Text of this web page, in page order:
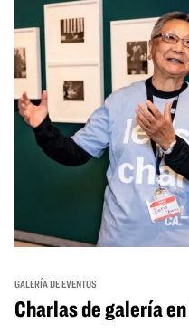
GALERÍA DE EVENTOS
Charlas de galería en